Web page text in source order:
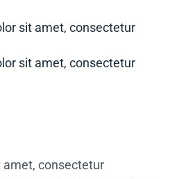
sit amet, consectetur
sit amet, consectetur
amet, consectetur